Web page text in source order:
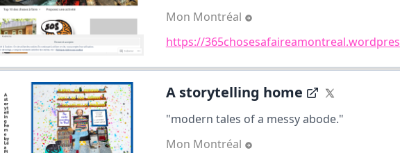
Mon Montréal
https://
A storytelling home
"modern tales of a messy abode."
Mon Montréal